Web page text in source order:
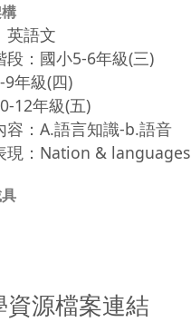
英語文
段：國小5-6年級(三)
9年級(四)
12年級(五)
容：A.語言知識-b.語音
現：Nation & languages
資源檔案連結